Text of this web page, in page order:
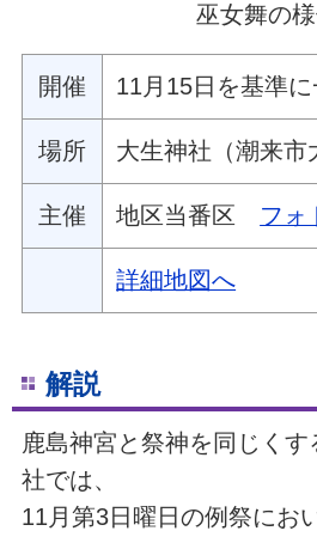
巫女舞の
開催 11月15日を基準
場所 大生神社（潮来市
主催 地区当番区 フォ
詳細地図へ
解説
鹿島神宮と祭神を同じく
社では、
11月第3日曜日の例祭にお